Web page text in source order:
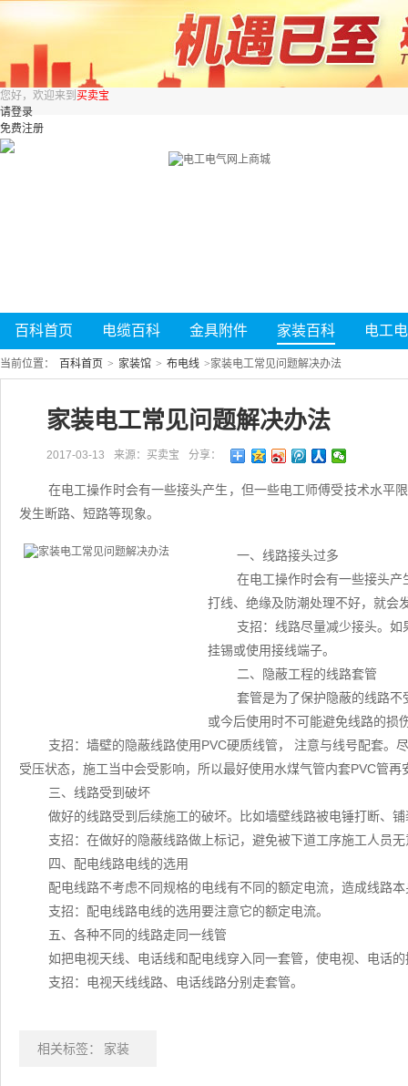
您好，欢迎来到 买卖宝
请登录
免费注册
百科首页 电缆百科 金具附件 家装百科 电工
当前位置： 百科首页 > 家装馆 > 布电线 >家装电工常见问题解决办法
家装电工常见问题解决办法
2017-03-13 来源：买卖宝 分享：
在电工操作时会有一些接头产生，但一些电工师傅受技术水平
发生断路、短路等现象。
一、线路接头过多
在电工操作时会有一些接头
打线、绝缘及防潮处理不好，就会
支招：线路尽量减少接头。
挂锡或使用接线端子。
二、隐蔽工程的线路套管
套管是为了保护隐蔽的线路
或今后使用时不可能避免线路的损
支招：墙壁的隐蔽线路使用PVC硬质线管， 注意与线号配套。
受压状态，施工当中会受影响，所以最好使用水煤气管内套PVC管
三、线路受到破坏
做好的线路受到后续施工的破坏。比如墙壁线路被电锤打断、
支招：在做好的隐蔽线路做上标记，避免被下道工序施工人员
四、配电线路电线的选用
配电线路不考虑不同规格的电线有不同的额定电流，造成线路
支招：配电线路电线的选用要注意它的额定电流。
五、各种不同的线路走同一线管
如把电视天线、电话线和配电线穿入同一套管，使电视、电话
支招：电视天线线路、电话线路分别走套管。
相关标签： 家装